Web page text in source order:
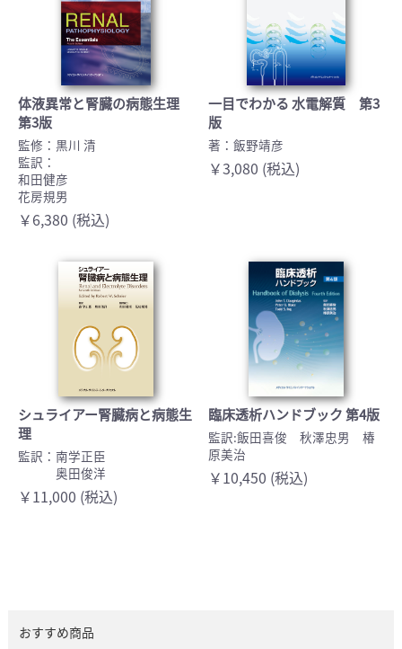
体液異常と腎臓の病態生理
第3版
監修：黒川 清
監訳：
和田健彦
花房規男
￥6,380 (税込)
一目でわかる 水電解質 第3
版
著：飯野靖彦
￥3,080 (税込)
シュライアー腎臓病と病態生
理
監訳：南学正臣
奥田俊洋
￥11,000 (税込)
臨床透析ハンドブック 第4版
監訳:飯田喜俊 秋澤忠男 椿
原美治
￥10,450 (税込)
おすすめ商品